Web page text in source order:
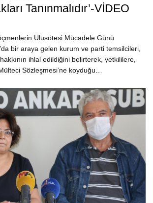
Tanınmalıdır’-VİDEO
Ulusötesi Mücadele Günü
bir araya gelen kurum ve parti temsilcileri,
ihlal edildiğini belirterek, yetkililere,
Sözleşmesi’ne koyduğu…